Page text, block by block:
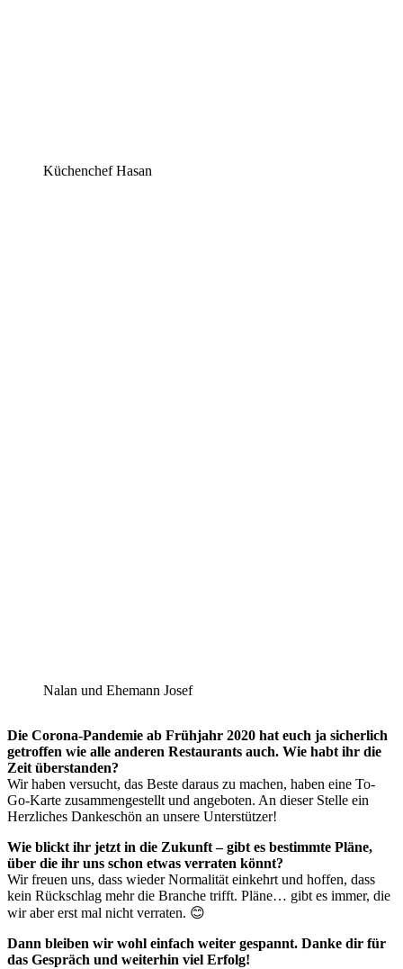
Küchenchef Hasan
Nalan und Ehemann Josef
Die Corona-Pandemie ab Frühjahr 2020 hat euch ja sicherlich
getroffen wie alle anderen Restaurants auch. Wie habt ihr die
Zeit überstanden?
Wir haben versucht, das Beste daraus zu machen, haben eine To-
Go-Karte zusammengestellt und angeboten. An dieser Stelle ein
Herzliches Dankeschön an unsere Unterstützer!
Wie blickt ihr jetzt in die Zukunft – gibt es bestimmte Pläne,
über die ihr uns schon etwas verraten könnt?
Wir freuen uns, dass wieder Normalität einkehrt und hoffen, dass
kein Rückschlag mehr die Branche trifft. Pläne… gibt es immer, die
wir aber erst mal nicht verraten. 😊
Dann bleiben wir wohl einfach weiter gespannt. Danke dir für
das Gespräch und weiterhin viel Erfolg!